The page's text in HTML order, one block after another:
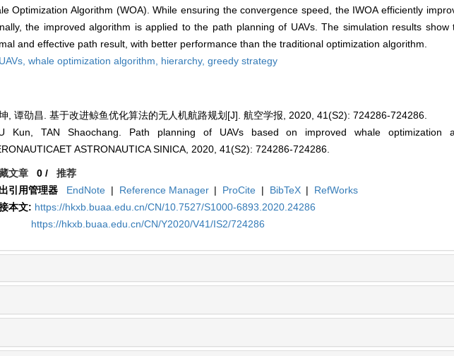
Optimization Algorithm (WOA). While ensuring the convergence speed, the IWOA efficiently
the improved algorithm is applied to the path planning of UAVs. The simulation results show
and effective path result, with better performance than the traditional optimization algorithm.
UAVs, whale optimization algorithm, hierarchy, greedy strategy
, 谭劭昌. 基于改进鲸鱼优化算法的无人机航路规划[J]. 航空学报, 2020, 41(S2): 724286-724286.
Kun, TAN Shaochang. Path planning of UAVs based on improved whale optimization
ASTRONAUTICA SINICA, 2020, 41(S2): 724286-724286.
文章 0 /推荐
引用管理器
EndNote | Reference Manager | ProCite | BibTeX |
RefWorks
本文: https://hkxb.buaa.edu.cn/CN/10.7527/S1000-6893.2020.24286
https://hkxb.buaa.edu.cn/CN/Y2020/V41/IS2/724286